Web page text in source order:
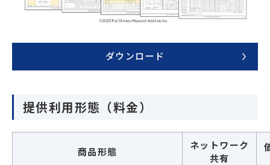
ダウンロード
提供利用形態（料金）
商品形態
ネットワーク
共有